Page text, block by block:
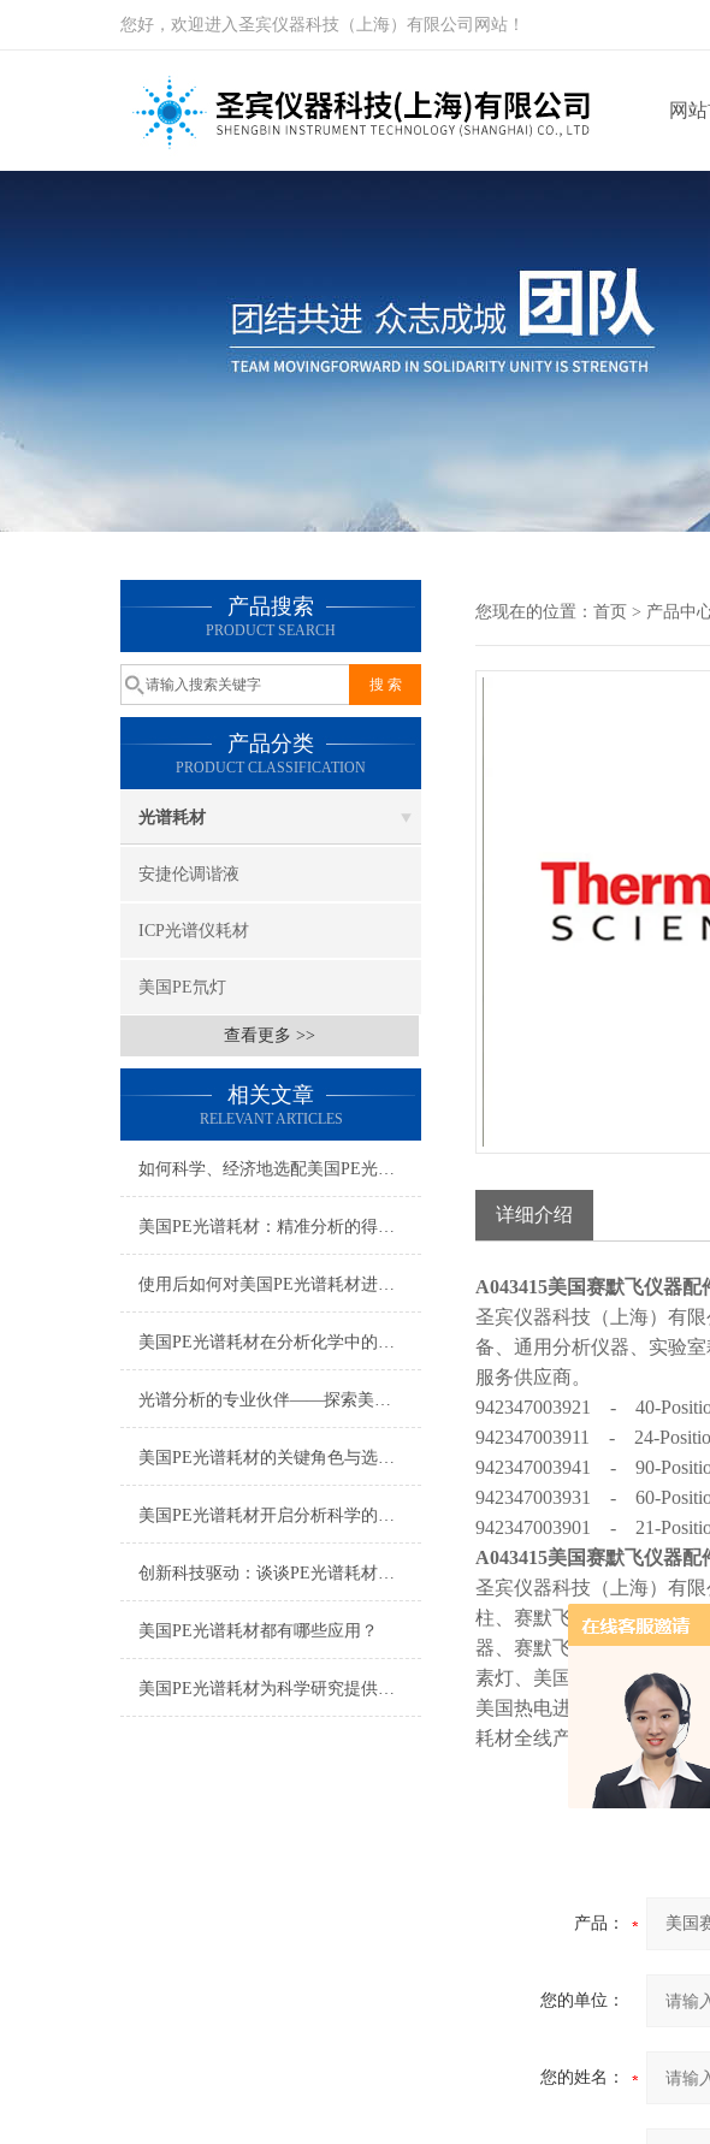
您好，欢迎进入圣宾仪器科技（上海）有限公司网站！
网
产品搜索
PRODUCT SEARCH
产品分类
PRODUCT CLASSIFICATION
光谱耗材
安捷伦调谐液
ICP光谱仪耗材
美国PE氘灯
查看更多 >>
相关文章
RELEVANT ARTICLES
如何科学、经济地选配美国PE光谱耗材？
美国PE光谱耗材：精准分析的得力助手
使用后如何对美国PE光谱耗材进行正确的清洁和保养？
美国PE光谱耗材在分析化学中的多样化应用与技术进展
光谱分析的专业伙伴——探索美国PE光谱耗材的世界
美国PE光谱耗材的关键角色与选择指南
美国PE光谱耗材开启分析科学的新篇章
创新科技驱动：谈谈PE光谱耗材的应用与发展
美国PE光谱耗材都有哪些应用？
美国PE光谱耗材为科学研究提供有效的支持
您现在的位置： 首页 > 产品中
详细介绍
A043415美国赛默飞仪器配
圣宾仪器科技（上海）有
备、通用分析仪器、实验
服务供应商。
942347003921 - 40-
942347003911 - 24-
942347003941 - 90-
942347003931 - 60-
942347003901 - 21-
A043415美国赛默飞仪器配
圣宾仪器科技（上海）有
柱、赛默飞样品瓶、赛默
器、赛默飞干燥剂、赛默
素灯、美国热电非编码元
美国热电进样针、美国热
耗材全线产品。原装产品
产品：
您的单位：
您的姓名：